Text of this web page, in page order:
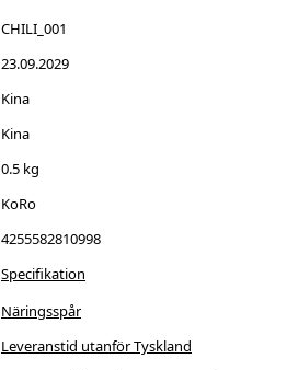
CHILI_001
23.09.2029
Kina
Kina
0.5 kg
KoRo
4255582810998
Specifikation
Näringsspår
Leveranstid utanför Tyskland